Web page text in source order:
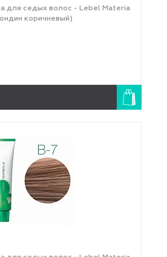
для седых волос - Lebel Materia
коричневый)